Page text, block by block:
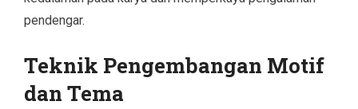
pendengar.
Teknik Pengembangan Motif
dan Tema